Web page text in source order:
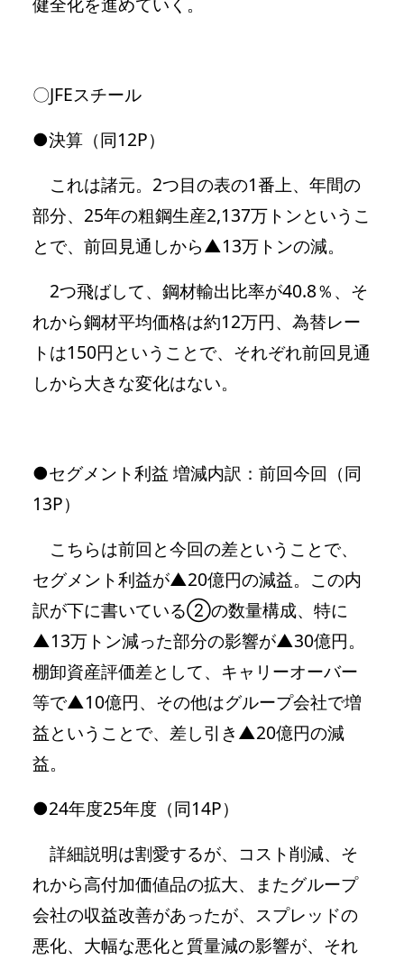
〇JFEスチール
●決算（同12P）
これは諸元。2つ目の表の1番上、年間の
部分、25年の粗鋼生産2,137万トンというこ
とで、前回見通しから▲13万トンの減。
2つ飛ばして、鋼材輸出比率が40.8％、そ
れから鋼材平均価格は約12万円、為替レー
トは150円ということで、それぞれ前回見通
しから大きな変化はない。
●セグメント利益 増減内訳：前回今回（同
13P）
こちらは前回と今回の差ということで、
セグメント利益が▲20億円の減益。この内
訳が下に書いている②の数量構成、特に
▲13万トン減った部分の影響が▲30億円。
棚卸資産評価差として、キャリーオーバー
等で▲10億円、その他はグループ会社で増
益ということで、差し引き▲20億円の減
益。
●24年度25年度（同14P）
詳細説明は割愛するが、コスト削減、そ
れから高付加価値品の拡大、またグループ
会社の収益改善があったが、スプレッドの
悪化、大幅な悪化と質量減の影響が、それ